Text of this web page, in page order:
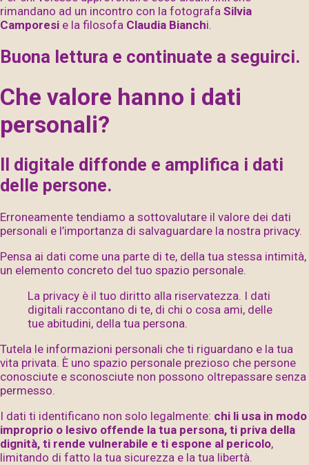
rimandano ad un incontro con la fotografa Silvia
Camporesi e la filosofa Claudia Bianchi.
Buona lettura e continuate a seguirci.
Che valore hanno i dati
personali?
Il digitale diffonde e amplifica i dati
delle persone.
Erroneamente tendiamo a sottovalutare il valore dei dati
personali e l’importanza di salvaguardare la nostra privacy.
Pensa ai dati come una parte di te, della tua stessa intimità,
un elemento concreto del tuo spazio personale.
La privacy è il tuo diritto alla riservatezza. I dati
digitali raccontano di te, di chi o cosa ami, delle
tue abitudini, della tua persona.
Tutela le informazioni personali che ti riguardano e la tua
vita privata. È uno spazio personale prezioso che persone
conosciute e sconosciute non possono oltrepassare senza
permesso.
I dati ti identificano non solo legalmente: chi li usa in modo
improprio o lesivo offende la tua persona, ti priva della
dignità, ti rende vulnerabile e ti espone al pericolo,
limitando di fatto la tua sicurezza e la tua libertà.